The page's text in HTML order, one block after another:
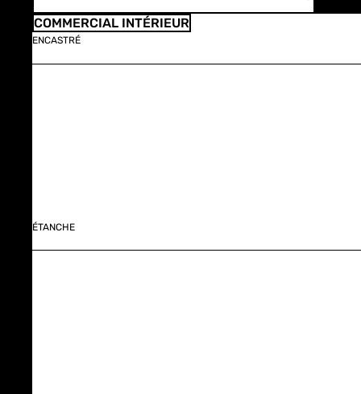
COMMERCIAL INTÉRIEUR
ENCASTRÉ
ÉTANCHE